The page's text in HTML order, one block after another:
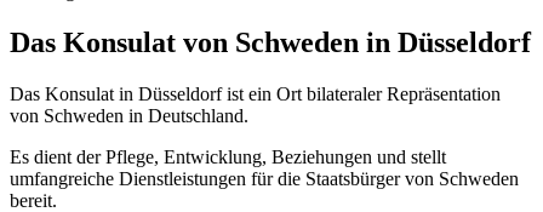
Das Konsulat von Schweden in Düsseldorf
Das Konsulat in Düsseldorf ist ein Ort bilateraler Repräsentation
von Schweden in Deutschland.
Es dient der Pflege, Entwicklung, Beziehungen und stellt
umfangreiche Dienstleistungen für die Staatsbürger von Schweden
bereit.